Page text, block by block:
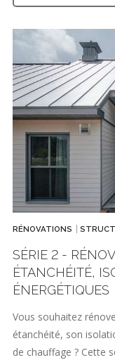
RÉNOVATIONS
SÉRIE 2 -
ÉTANCHÉITÉ,
ÉNERGÉTIQUES
Vous souhaitez
étanchéité, son
de chauffage ? Cette